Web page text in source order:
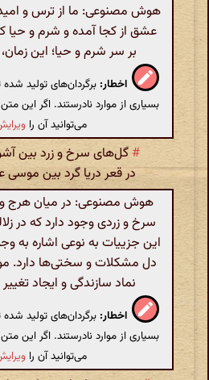
هوش مصنوعی: ما از ترس و امید
عشق از کجا آمده و شرم و
بر سر شرم و حیا؛ این
اخطار: برگردان‌های تولید
بسیاری از موارد نادرستند. اگر این
می‌توانید آن را
# گل‌های سرخ و زرد بین
در قعر دریا گرد بین
هوش مصنوعی: در میان هرج و
سرخ و زردی وجود دارد که در
این جزییات به نوعی اشاره به
دل مشکلات و سختی‌ها دارد.
نماد سازندگی و ایجاد
اخطار: برگردان‌های تولید
بسیاری از موارد نادرستند. اگر این
می‌توانید آن را